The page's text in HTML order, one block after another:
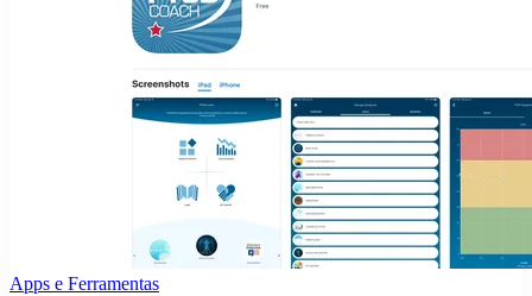
Apps e Ferramentas